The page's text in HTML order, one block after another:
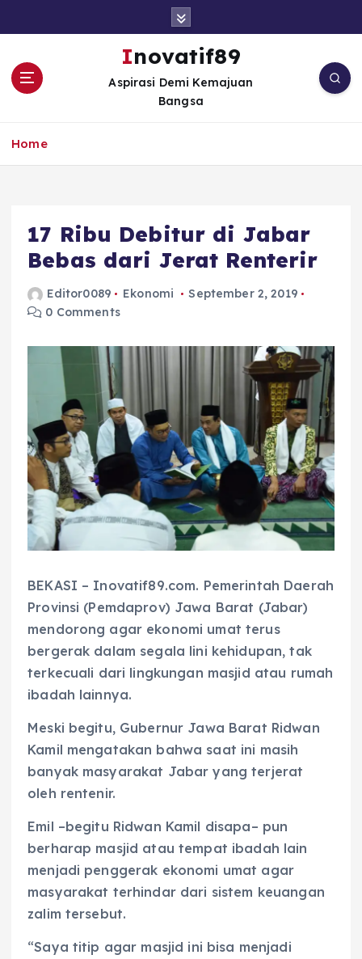
Inovatif89
Aspirasi Demi Kemajuan
Bangsa
Home
17 Ribu Debitur di Jabar
Bebas dari Jerat Renterir
Editor0089 Ekonomi
September 2, 2019
0 Comments
BEKASI – Inovatif89.com. Pemerintah Daerah
Provinsi (Pemdaprov) Jawa Barat (Jabar)
mendorong agar ekonomi umat terus
bergerak dalam segala lini kehidupan, tak
terkecuali dari lingkungan masjid atau rumah
ibadah lainnya.
Meski begitu, Gubernur Jawa Barat Ridwan
Kamil mengatakan bahwa saat ini masih
banyak masyarakat Jabar yang terjerat
oleh rentenir.
Emil –begitu Ridwan Kamil disapa– pun
berharap masjid atau tempat ibadah lain
menjadi penggerak ekonomi umat agar
masyarakat terhindar dari sistem keuangan
zalim tersebut.
“Saya titip agar masjid ini bisa menjadi